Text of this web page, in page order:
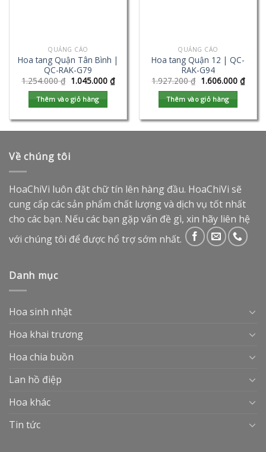
QUẢNG CÁO
Hoa tang Quận Tân Bình |
QC-RAK-G79
1.254.000₫ 1.045.000 ₫
Thêm vào giỏ hàng
QUẢNG CÁO
Hoa tang Quận 12 | QC-
RAK-G94
1.927.200₫ 1.606.000 ₫
Thêm vào giỏ hàng
Về chúng tôi
HoaChiVi luôn đặt chữ tín lên hàng đầu. HoaChiVi sẽ
cung cấp các sản phẩm chất lượng và dịch vụ tốt nhất
cho các bạn. Nếu các bạn gặp vấn đề gì, xin hãy liên hệ
với chúng tôi để được hổ trợ sớm nhất.
Danh mục
Hoa sinh nhật
Hoa khai trương
Hoa chia buồn
Lan hồ điệp
Hoa khác
Tin tức